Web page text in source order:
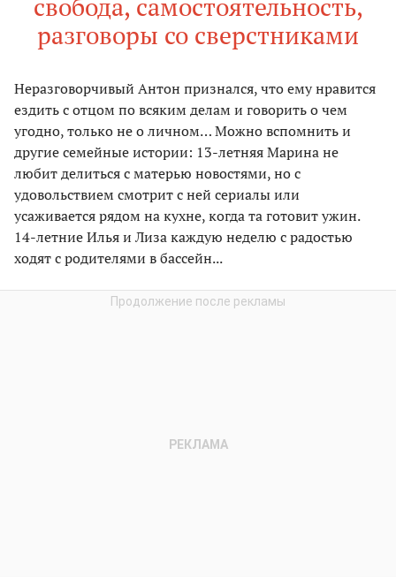
разговоры со сверстниками
Неразговорчивый Антон признался, что ему нравится
ездить с отцом по всяким делам и говорить о чем
угодно, только не о личном… Можно вспомнить и
другие семейные истории: 13-летняя Марина не
любит делиться с матерью новостями, но с
удовольствием смотрит с ней сериалы или
усаживается рядом на кухне, когда та готовит ужин.
14-летние Илья и Лиза каждую неделю с радостью
ходят с родителями в бассейн...